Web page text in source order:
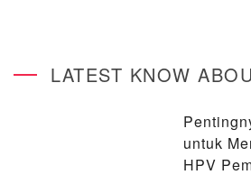
LATEST KNOW
untuk
HPV